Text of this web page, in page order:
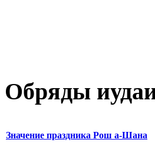
Обряды
Значение праздника Рош а-Шана